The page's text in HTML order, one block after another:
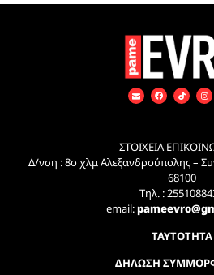
ΣΤΟΙΧΕΙΑ
Δ/νση : 8ο χλμ Αλεξανδρούπολης –
68100
Τηλ. :
email:
ΤΑΥΤΟΤΗΤΑ
ΔΗΛΩΣΗ